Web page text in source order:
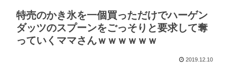
特売のかき氷を一個買っただけでハーゲン
ダッツのスプーンをごっそりと要求して奪
っていくママさんｗｗｗｗｗｗ
2019.12.10